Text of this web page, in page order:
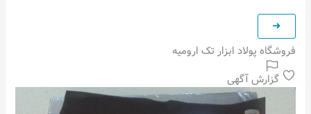
فروشگاه پولاد ابزار تک ارومیه
گزارش آگهی